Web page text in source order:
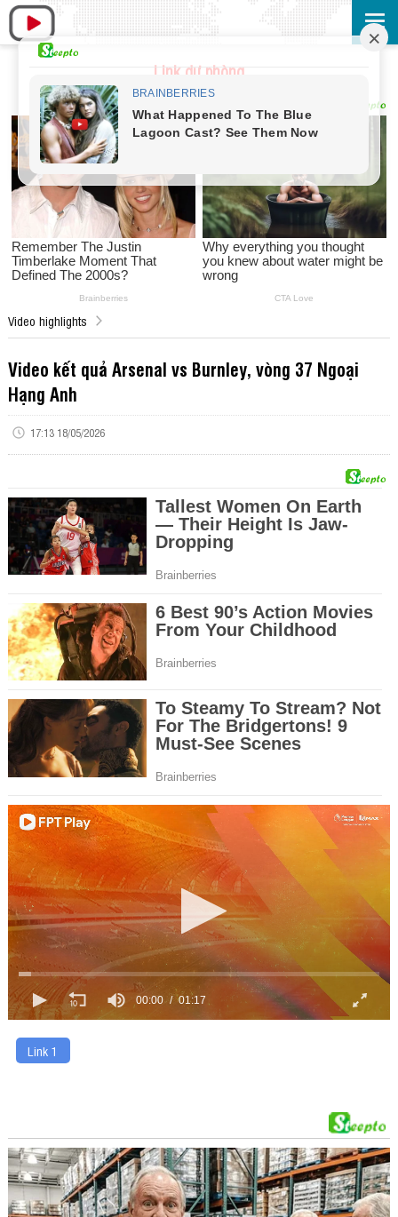
Link dự phòng
Video highlights
Video kết quả Arsenal vs Burnley, vòng 37 Ngoại
Hạng Anh
17:13 18/05/2026
00:00 01:17
Link 1